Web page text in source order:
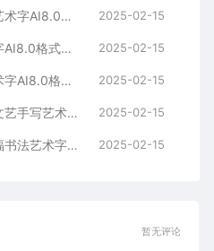
皓月当空桃李满园中秋节艺术字AI8.0格式激光打标文件通用矢量图 2025-02-15
元宵节节日祝福书法艺术字AI8.0格式激光打标文件通用矢量图 2025-02-15
月满中秋节日祝福书法艺术字AI8.0格式激光打标文件通用矢量图 2025-02-15
人间四季今日茶饭事现代文艺手写艺术字AI8.0格式激光打标文件通用矢量图 2025-02-15
海上生明月中秋节节日祝福书法艺术字AI8.0格式激光打标文件通用矢量图 2025-02-15
暂无评论